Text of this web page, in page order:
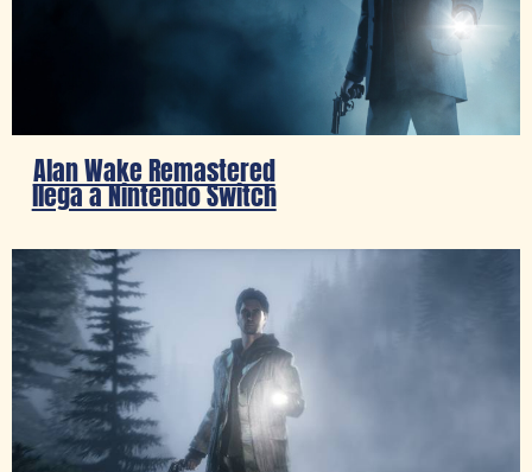
Alan Wake Remastered
llega a Nintendo Switch